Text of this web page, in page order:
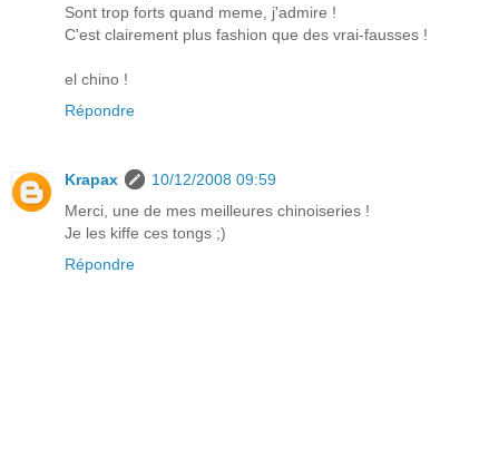
Sont trop forts quand meme, j'admire !
C'est clairement plus fashion que des vrai-fausses !
el chino !
Répondre
Krapax
10/12/2008 09:59
Merci, une de mes meilleures chinoiseries !
Je les kiffe ces tongs ;)
Répondre